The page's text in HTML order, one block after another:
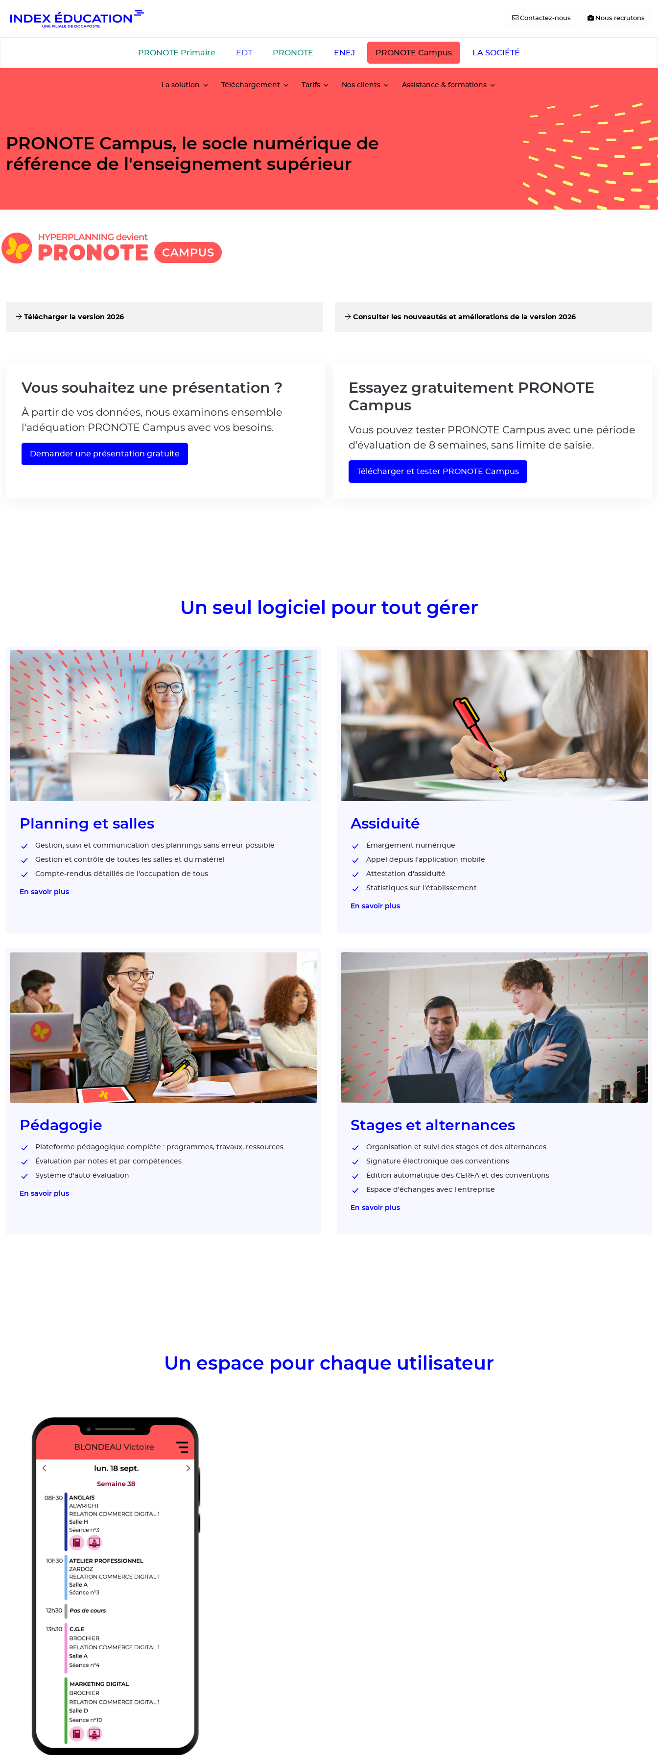
Contactez-nous Nous recrutons
PRONOTE Primaire EDT PRONOTE ENEJ PRONOTE Campus LA SOCIÉTÉ
La solution Téléchargement Tarifs Nos clients Assistance & formations
PRONOTE Campus, le socle numérique de
référence de l'enseignement supérieur
Télécharger la version 2026 Consulter les nouveautés et améliorations de la version 2026
Vous souhaitez une présentation ?
À partir de vos données, nous examinons ensemble
l'adéquation PRONOTE Campus avec vos besoins.
Demander une présentation gratuite
Essayez gratuitement PRONOTE
Campus
Vous pouvez tester PRONOTE Campus avec une période
d'évaluation de 8 semaines, sans limite de saisie.
Télécharger et tester PRONOTE Campus
Un seul logiciel pour tout gérer
Planning et salles
Gestion, suivi et communication des plannings sans erreur possible
Gestion et contrôle de toutes les salles et du matériel
Compte-rendus détaillés de l'occupation de tous
En savoir plus
Assiduité
Émargement numérique
Appel depuis l'application mobile
Attestation d'assiduité
Statistiques sur l'établissement
En savoir plus
Pédagogie
Plateforme pédagogique complète : programmes, travaux, ressources
Évaluation par notes et par compétences
Système d'auto-évaluation
En savoir plus
Stages et alternances
Organisation et suivi des stages et des alternances
Signature électronique des conventions
Édition automatique des CERFA et des conventions
Espace d'échanges avec l'entreprise
En savoir plus
Un espace pour chaque utilisateur